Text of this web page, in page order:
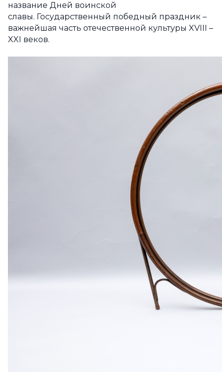
название Дней воинской
славы. Государственный победный праздник –
важнейшая часть отечественной культуры XVIII –
XXI веков.